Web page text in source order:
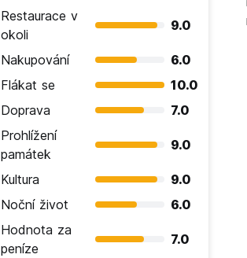
Restaurace v
okoli
9.0
Nakupování
6.0
Flákat se
10.0
Doprava
7.0
Prohlížení
památek
9.0
Kultura
9.0
Noční život
6.0
Hodnota za
peníze
7.0